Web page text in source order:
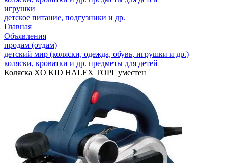
игрушки
детское питание, подгузники и др.
Главная
Объявления
продам (отдам)
детский мир (коляски, одежда, обувь, игрушки и др.)
коляски, кроватки и др. предметы для детей
Коляска XO KID HALEX ТОРГ уместен